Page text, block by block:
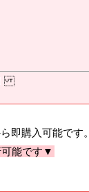
即購入可能です。
可能です▼